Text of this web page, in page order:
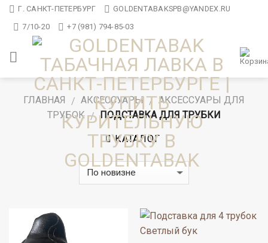
Skip Г. САНКТ-ПЕТЕРБУРГ
GOLDENTABAKSPB@YANDEX.RU
7/10-20
+7 (981) 794-85-03
ГЛАВНАЯ / АКСЕССУАРЫ / АКСЕССУАРЫ ДЛЯ
ТРУБОК / ПОДСТАВКА ДЛЯ ТРУБКИ
КАТАЛОГ